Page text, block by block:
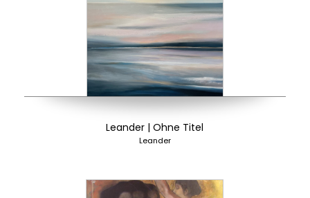
Leander | Ohne Titel
Leander